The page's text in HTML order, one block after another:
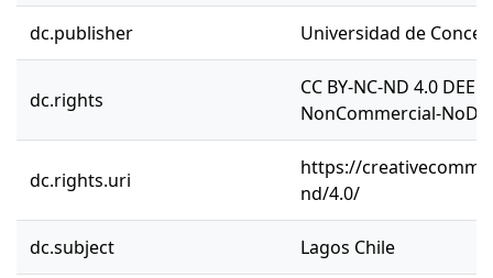
dc.publisher Universidad de
dc.rights
CC BY-NC-ND 4.0
NonCommercial-
dc.rights.uri
https://
nd/4.0/
dc.subject Lagos Chile